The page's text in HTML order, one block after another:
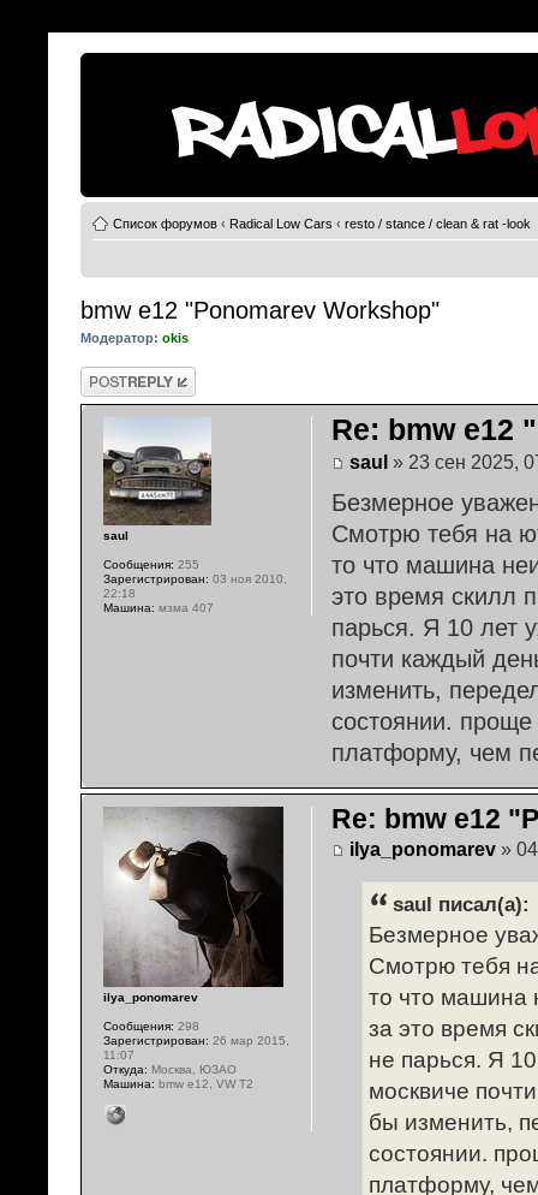
Список форумов ‹ Radical Low Cars ‹ resto / stance / clean & rat -look
bmw e12 "Ponomarev Workshop"
Модератор: okis
Ответить
Re: bmw e12
saul » 23 сен 2025,
Безмерное
Смотрю тебя на
то что машина
это время скилл
парься. Я 10 лет
почти каждый
изменить,
состоянии.
платформу, чем
saul
Сообщения: 255
Зарегистрирован: 03 ноя 2010,
22:18
Машина: мзма 407
Re: bmw e12
ilya_ponomarev» 04
saul писал(а):
Безмерное
Смотрю тебя
то что машина
за это время
не парься. Я
москвиче
бы изменить,
состоянии.
платформу,
ilya_ponomarev
Сообщения: 298
Зарегистрирован: 26 мар 2015,
11:07
Откуда: Москва, ЮЗАО
Машина: bmw e12, VW T2